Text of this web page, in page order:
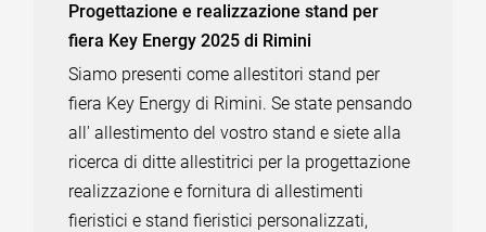
Progettazione e realizzazione stand per
fiera Key Energy 2025 di Rimini
Siamo presenti come allestitori stand per
fiera Key Energy di Rimini. Se state pensando
all' allestimento del vostro stand e siete alla
ricerca di ditte allestitrici per la progettazione
realizzazione e fornitura di allestimenti
fieristici e stand fieristici personalizzati,